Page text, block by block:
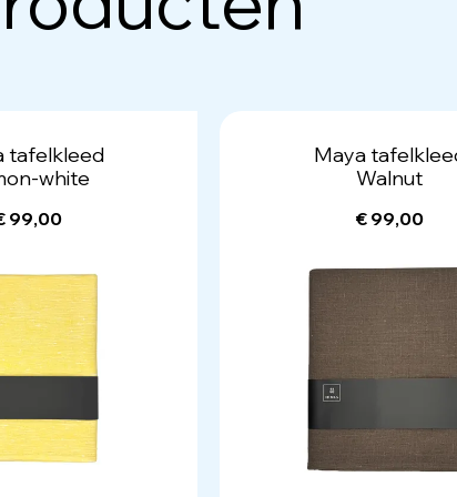
tafelkleed
white
99,00
Maya
Walnut
€ 99,00